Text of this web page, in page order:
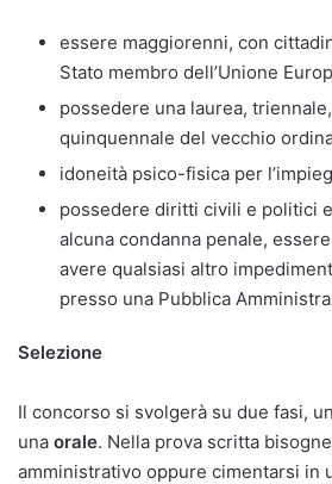
essere maggiorenni, con
Stato membro dell’Unione
possedere una laurea,
quinquennale del vecchio
idoneità psico-fisica per
possedere diritti civili e politici
alcuna condanna penale,
avere qualsiasi altro
presso una Pubblica
Selezione
Il concorso si svolgerà su due fasi,
una orale. Nella prova scritta
amministrativo oppure cimentarsi in